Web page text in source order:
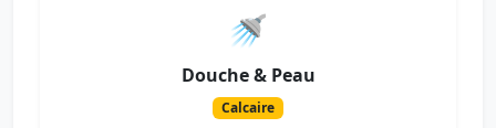
🚿
Douche & Peau
Calcaire